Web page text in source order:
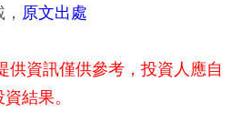
原文出處
資訊僅供參考，投資人應自
結果。